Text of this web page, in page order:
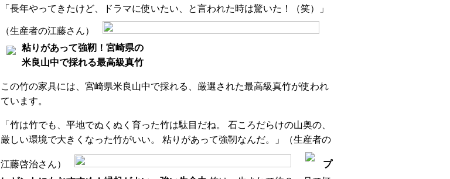
「長年やってきたけど、ドラマに使いたい、と言われた時は驚いた！（笑）」
（生産者の江藤さん）
粘りがあって強靭！宮崎県の
米良山中で採れる最高級真竹
この竹の家具には、宮崎県米良山中で採れる、厳選された最高級真竹が使われ
ています。
「竹は竹でも、平地でぬくぬく育った竹は駄目だね。 石ころだらけの山奥の、
厳しい環境で大きくなった竹がいい。 粘りがあって強靭なんだ。」（生産者の
江藤啓治さん）
プ